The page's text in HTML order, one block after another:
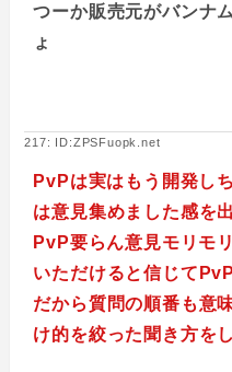
つーか販売元がバンナ
ょ
217: ID:ZPSFuopk.net
PvPは実はもう開発し
は意見集めました感を
PvP要らん意見モリモ
いただけると信じて
だから質問の順番も意
け的を絞った聞き方を